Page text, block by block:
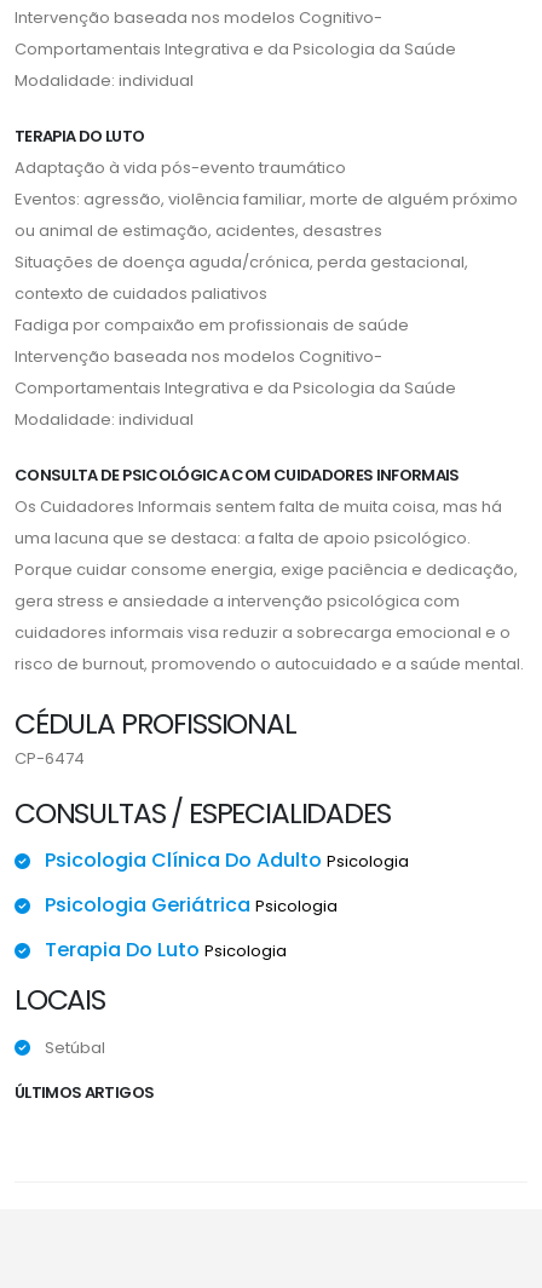
Intervenção baseada nos modelos Cognitivo-
Comportamentais Integrativa e da Psicologia da Saúde
Modalidade: individual
TERAPIA DO LUTO
Adaptação à vida pós-evento traumático
Eventos: agressão, violência familiar, morte de alguém próximo
ou animal de estimação, acidentes, desastres
Situações de doença aguda/crónica, perda gestacional,
contexto de cuidados paliativos
Fadiga por compaixão em profissionais de saúde
Intervenção baseada nos modelos Cognitivo-
Comportamentais Integrativa e da Psicologia da Saúde
Modalidade: individual
CONSULTA DE PSICOLÓGICA COM CUIDADORES INFORMAIS
Os Cuidadores Informais sentem falta de muita coisa, mas há
uma lacuna que se destaca: a falta de apoio psicológico.
Porque cuidar consome energia, exige paciência e dedicação,
gera stress e ansiedade a intervenção psicológica com
cuidadores informais visa reduzir a sobrecarga emocional e o
risco de burnout, promovendo o autocuidado e a saúde mental.
CÉDULA PROFISSIONAL
CP-6474
CONSULTAS / ESPECIALIDADES
Psicologia Clínica Do Adulto Psicologia
Psicologia Geriátrica Psicologia
Terapia Do Luto Psicologia
LOCAIS
Setúbal
ÚLTIMOS ARTIGOS